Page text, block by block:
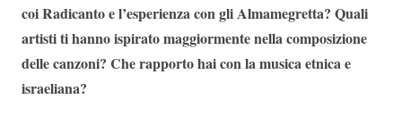
coi Radicanto e l’esperienza con gli Almamegretta? Quali
artisti ti hanno ispirato maggiormente nella composizione
delle canzoni? Che rapporto hai con la musica etnica e
israeliana?